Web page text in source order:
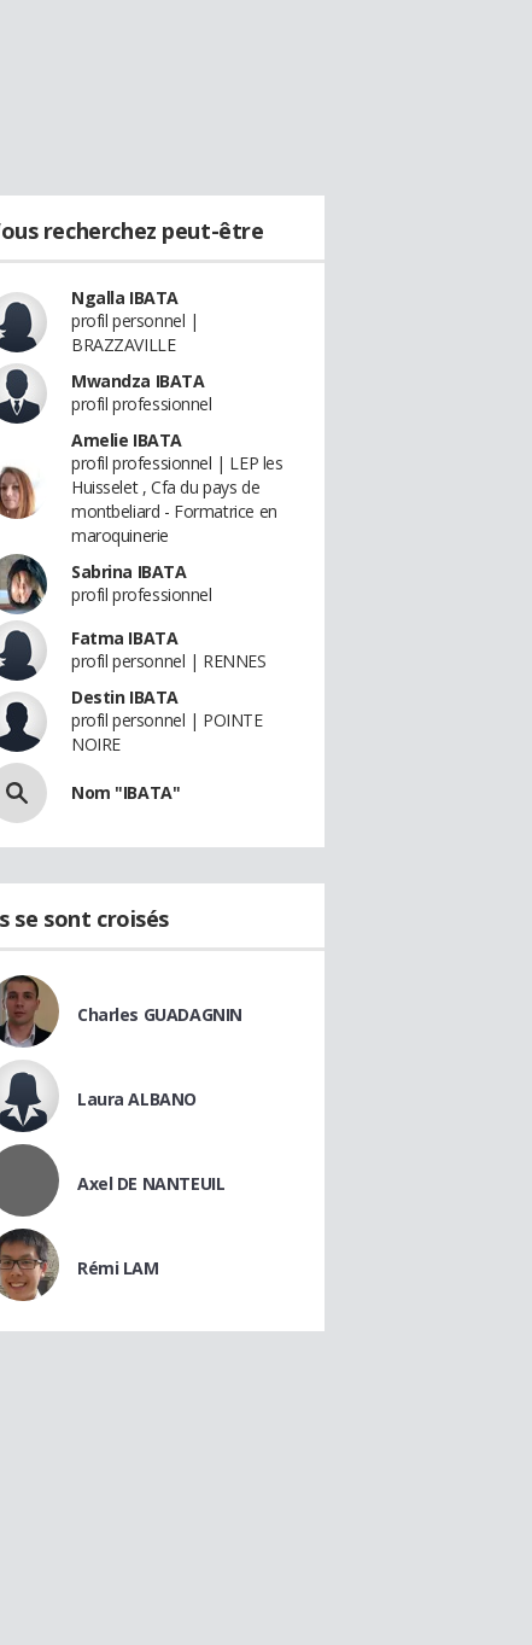
recherchez peut-être
Ngalla IBATA
profil personnel |
BRAZZAVILLE
Mwandza IBATA
profil professionnel
Amelie IBATA
profil professionnel | LEP les
Huisselet , Cfa du pays de
montbeliard - Formatrice en
maroquinerie
Sabrina IBATA
profil professionnel
Fatma IBATA
profil personnel | RENNES
Destin IBATA
profil personnel | POINTE
NOIRE
Nom "IBATA"
se sont croisés
Charles GUADAGNIN
Laura ALBANO
Axel DE NANTEUIL
Rémi LAM